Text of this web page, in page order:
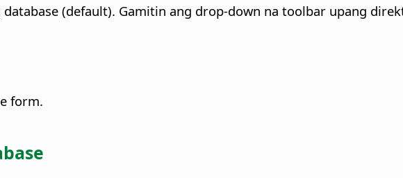
(default). Gamitin ang drop-down na toolbar upang
form.